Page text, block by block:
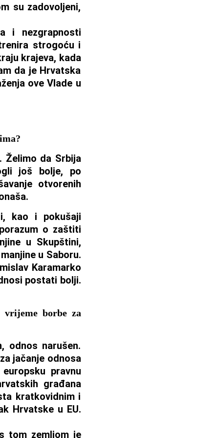
su zadovoljeni,
i nezgrapnosti
strogoću i
krajeva, kada
da je Hrvatska
ove Vlade u
Želimo da Srbija
još bolje, po
otvorenih
kao i pokušaji
o zaštiti
u Skupštini,
u Saboru.
Karamarko
postati bolji.
vrijeme borbe za
odnos narušen.
jačanje odnosa
pravnu
građana
kratkovidnim i
Hrvatske u EU.
tom zemljom je